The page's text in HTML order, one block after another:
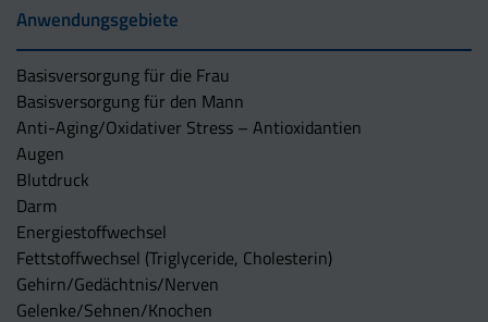
Anwendungsgebiete
Basisversorgung für die Frau
Basisversorgung für den Mann
Anti-Aging/Oxidativer Stress – Antioxidantien
Augen
Blutdruck
Darm
Energiestoffwechsel
Fettstoffwechsel (Triglyceride, Cholesterin)
Gehirn/Gedächtnis/Nerven
Gelenke/Sehnen/Knochen